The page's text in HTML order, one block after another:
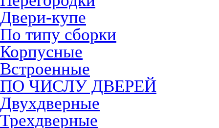
Двери-купе
По типу сборки
Корпусные
Встроенные
ПО ЧИСЛУ ДВЕРЕЙ
Двухдверные
Трехдверные